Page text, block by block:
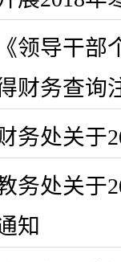
领导干部
财务查询
务处关于
务处关于
知